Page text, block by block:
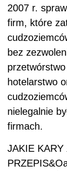
2007 r.
firm, które
bez
hotelarstwo
nielegalnie
firmach.
JAKIE KARY